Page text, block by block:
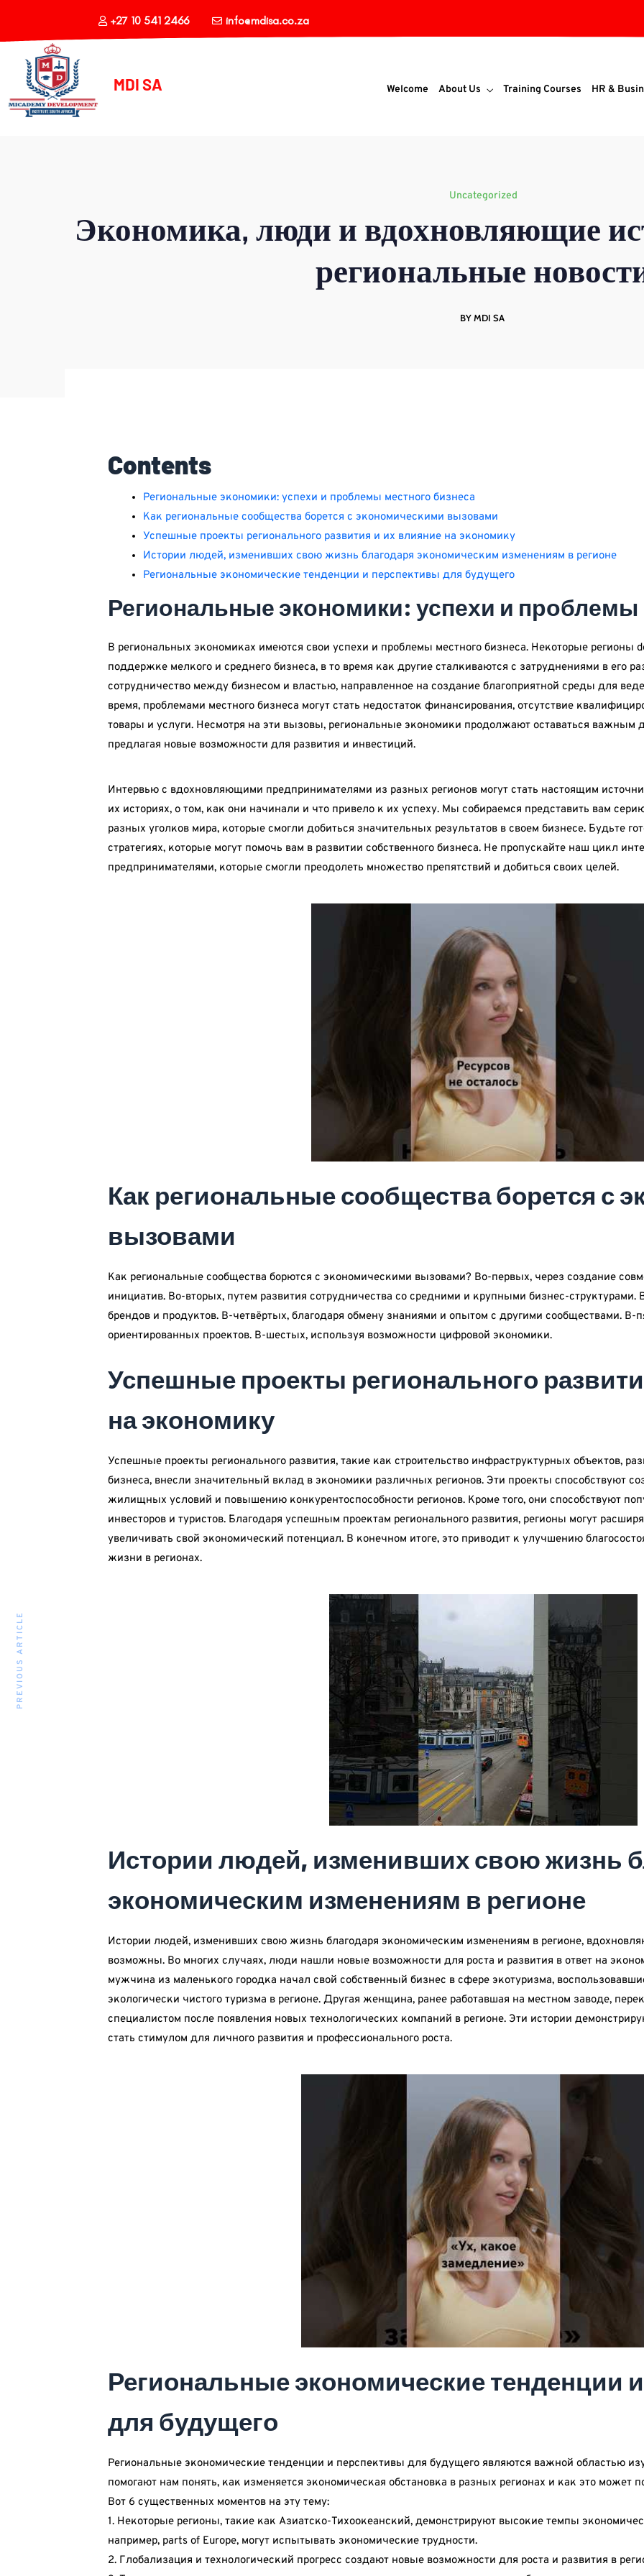
+27 10 541 2466 info@mdisa.co.za
MDI SA Welcome About Us Training Courses HR &
Uncategorized
Экономика, люди и вдохновляющие
региональные
BY MDI SA
Contents
Региональные экономики: успехи и проблемы местного бизнеса
Как региональные сообщества борется с экономическими вызовами
Успешные проекты регионального развития и их влияние на экономику
Истории людей, изменивших свою жизнь благодаря экономическим изменениям в регионе
Региональные экономические тенденции и перспективы для будущего
Региональные экономики: успехи и проблемы
В региональных экономиках имеются свои успехи и проблемы местного бизнеса. Некоторые
поддержке мелкого и среднего бизнеса, в то время как другие сталкиваются с затруднениями в его
сотрудничество между бизнесом и властью, направленное на создание благоприятной среды для
время, проблемами местного бизнеса могут стать недостаток финансирования, отсутствие
товары и услуги. Несмотря на эти вызовы, региональные экономики продолжают оставаться важным
предлагая новые возможности для развития и инвестиций.
Интервью с вдохновляющими предпринимателями из разных регионов могут стать настоящим
их историях, о том, как они начинали и что привело к их успеху. Мы собираемся представить вам
разных уголков мира, которые смогли добиться значительных результатов в своем бизнесе. Будьте
стратегиях, которые могут помочь вам в развитии собственного бизнеса. Не пропускайте наш цикл
предпринимателями, которые смогли преодолеть множество препятствий и добиться своих целей.
Как региональные сообщества борется с
вызовами
Как региональные сообщества борются с экономическими вызовами? Во-первых, через создание
инициатив. Во-вторых, путем развития сотрудничества со средними и крупными бизнес-
брендов и продуктов. В-четвёртых, благодаря обмену знаниями и опытом с другими сообществами.
ориентированных проектов. В-шестых, используя возможности цифровой экономики.
Успешные проекты регионального
на экономику
Успешные проекты регионального развития, такие как строительство инфраструктурных объектов,
бизнеса, внесли значительный вклад в экономики различных регионов. Эти проекты способствуют
жилищных условий и повышению конкурентоспособности регионов. Кроме того, они способствуют
инвесторов и туристов. Благодаря успешным проектам регионального развития, регионы могут
увеличивать свой экономический потенциал. В конечном итоге, это приводит к улучшению
жизни в регионах.
Истории людей, изменивших свою жизнь
экономическим изменениям в регионе
Истории людей, изменивших свою жизнь благодаря экономическим изменениям в регионе,
возможны. Во многих случаях, люди нашли новые возможности для роста и развития в ответ на
мужчина из маленького городка начал свой собственный бизнес в сфере экотуризма,
экологически чистого туризма в регионе. Другая женщина, ранее работавшая на местном заводе,
специалистом после появления новых технологических компаний в регионе. Эти истории
стать стимулом для личного развития и профессионального роста.
Региональные экономические тенденции
для будущего
Региональные экономические тенденции и перспективы для будущего являются важной областью
помогают нам понять, как изменяется экономическая обстановка в разных регионах и как это может
Вот 6 существенных моментов на эту тему:
1. Некоторые регионы, такие как Азиатско-Тихоокеанский, демонстрируют высокие темпы
например, parts of Europe, могут испытывать экономические трудности.
2. Глобализация и технологический прогресс создают новые возможности для роста и развития в
PREVIOUS ARTICLE